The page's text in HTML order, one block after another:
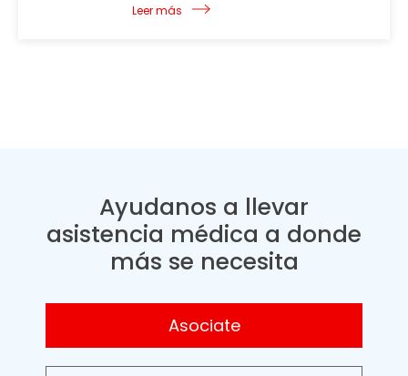
Leer más
Ayudanos a llevar
asistencia médica a donde
más se necesita
Asociate